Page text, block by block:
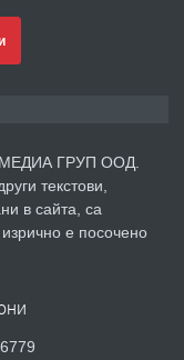
преди 1 година
- гр.
МЕДИА ГРУП ООД.
текстови,
в сайта, са
е посочено